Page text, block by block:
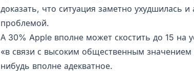
доказать, что ситуация заметно ухудшилась
проблемой.
А 30% Apple вполне может скостить до 15 на
«в связи с высоким общественным
нибудь вполне адекватное.